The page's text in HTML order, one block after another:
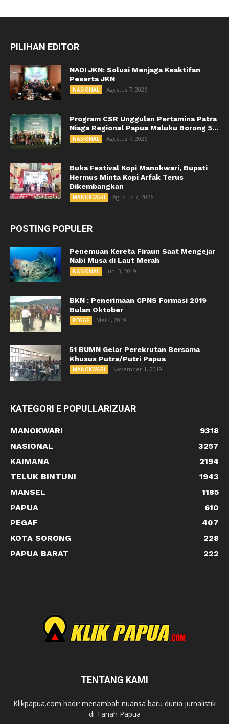
PILIHAN EDITOR
NADI JKN: Solusi Menjaga Keaktifan
Peserta JKN
NASIONAL Agustus 7, 2026
Program CSR Unggulan Pertamina Patra
Niaga Regional Papua Maluku Borong 5...
NASIONAL Agustus 7, 2026
Buka Festival Kopi Manokwari, Bupati
Hermus Minta Kopi Arfak Terus
Dikembangkan
MANOKWARI Agustus 7, 2026
POSTING POPULER
Penemuan Kereta Firaun Saat Mengejar
Nabi Musa di Laut Merah
NASIONAL Juni 3, 2019
BKN : Penerimaan CPNS Formasi 2019
Bulan Oktober
PEGAF Mei 4, 2019
51 BUMN Gelar Perekrutan Bersama
Khusus Putra/Putri Papua
MANOKWARI November 1, 2019
KATEGORI E POPULLARIZUAR
MANOKWARI
9318
NASIONAL
3257
KAIMANA
2194
TELUK BINTUNI
1943
MANSEL
1185
PAPUA
610
PEGAF
407
KOTA SORONG
228
PAPUA BARAT
222
TENTANG KAMI
Klikpapua.com hadir menambah nuansa baru dunia jurnalistik
di Tanah Papua